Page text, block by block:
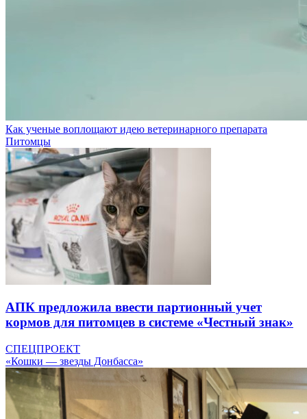
Как ученые воплощают идею ветеринарного препарата
Питомцы
АПК предложила ввести партионный учет
кормов для питомцев в системе «Честный знак»
СПЕЦПРОЕКТ
«Кошки — звезды Донбасса»